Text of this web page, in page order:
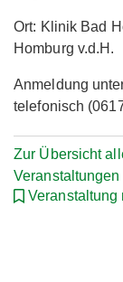
Ort: Klinik Bad
Homburg v.d.H.
Anmeldung
telefonisch
Zur Übersicht
Veranstaltungen
Veranstaltung